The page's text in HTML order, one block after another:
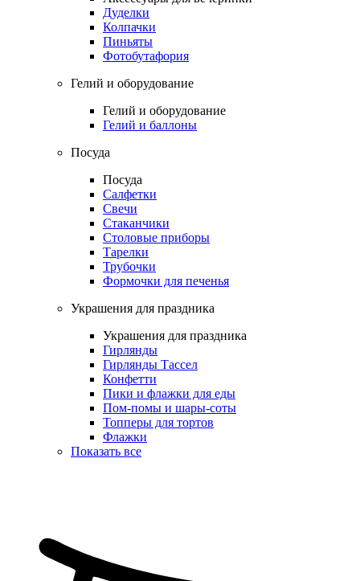
Дуделки
Колпачки
Пиньяты
Фотобутафория
Гелий и оборудование
Гелий и оборудование
Гелий и баллоны
Посуда
Посуда
Салфетки
Свечи
Стаканчики
Столовые приборы
Тарелки
Трубочки
Формочки для печенья
Украшения для праздника
Украшения для праздника
Гирлянды
Гирлянды Тассел
Конфетти
Пики и флажки для еды
Пом-помы и шары-соты
Топперы для тортов
Флажки
Показать все